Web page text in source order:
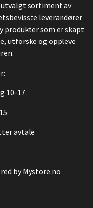
utvalgt sortiment av
leverandører
produkter som er skapt
utforske og oppleve
10-17
avtale
byMystore.no